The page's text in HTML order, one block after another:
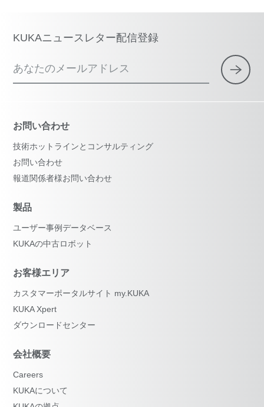
KUKAニュースレター配信登録
あなたのメールアドレス
お問い合わせ
技術ホットラインとコンサルティング
お問い合わせ
報道関係者様お問い合わせ
製品
ユーザー事例データベース
KUKAの中古ロボット
お客様エリア
カスタマーポータルサイト my.KUKA
KUKA Xpert
ダウンロードセンター
会社概要
Careers
KUKAについて